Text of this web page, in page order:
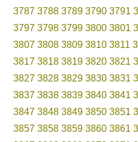
3787 3788 3789 3790 3791
3797 3798 3799 3800 3801
3807 3808 3809 3810 3811
3817 3818 3819 3820 3821
3827 3828 3829 3830 3831
3837 3838 3839 3840 3841
3847 3848 3849 3850 3851
3857 3858 3859 3860 3861